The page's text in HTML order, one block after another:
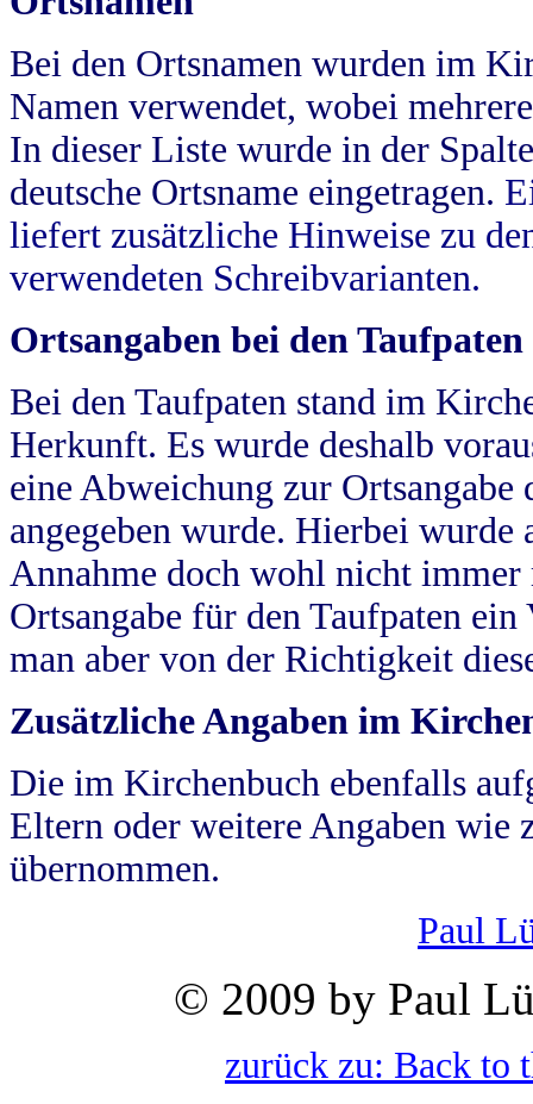
Bei den Ortsnamen wurden im
Namen verwendet, wobei
In dieser Liste wurde in der
deutsche Ortsname eingetragen.
liefert zusätzliche Hinweise zu
verwendeten Schreibvarianten.
Ortsangaben bei den Taufpaten
Bei den Taufpaten stand im
Herkunft. Es wurde deshalb
eine Abweichung zur
angegeben wurde. Hierbei wurde
Annahme doch wohl nicht
Ortsangabe für den Taufpaten
man aber von der Richtigkeit
Zusätzliche Angaben im
Die im Kirchenbuch ebenfalls
Eltern oder weitere Angaben wie
übernommen.
Paul
© 2009 by Paul
zurück zu: Back to